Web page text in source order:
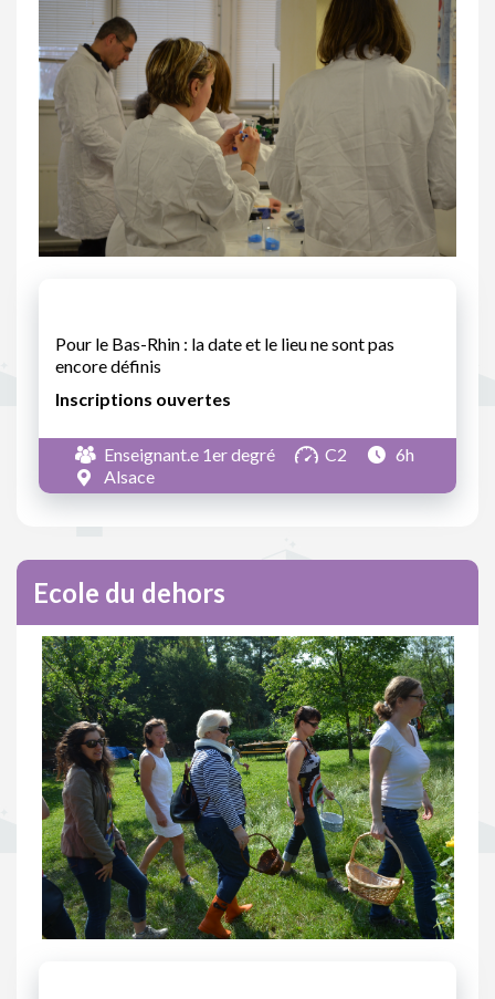
Pour le Bas-Rhin : la date et le lieu ne sont pas
encore définis
Inscriptions ouvertes
Enseignant.e 1er degré C2
6h
Alsace
Ecole du dehors